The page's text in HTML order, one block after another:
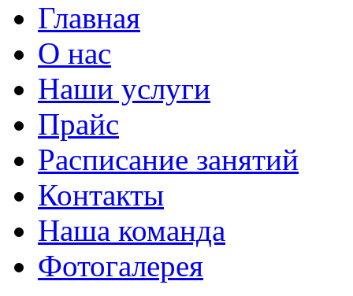
Главная
О нас
Наши услуги
Прайс
Расписание занятий
Контакты
Наша команда
Фотогалерея